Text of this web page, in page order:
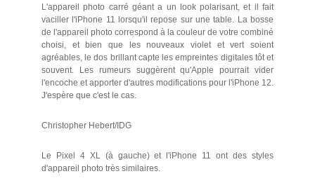
L'appareil photo carré géant a un look polarisant, et il fait
vaciller l'iPhone 11 lorsqu'il repose sur une table. La bosse
de l'appareil photo correspond à la couleur de votre combiné
choisi, et bien que les nouveaux violet et vert soient
agréables, le dos brillant capte les empreintes digitales tôt et
souvent. Les rumeurs suggèrent qu'Apple pourrait vider
l'encoche et apporter d'autres modifications pour l'iPhone 12.
J'espère que c'est le cas.
Christopher Hebert/IDG
Le Pixel 4 XL (à gauche) et l'iPhone 11 ont des styles
d'appareil photo très similaires.